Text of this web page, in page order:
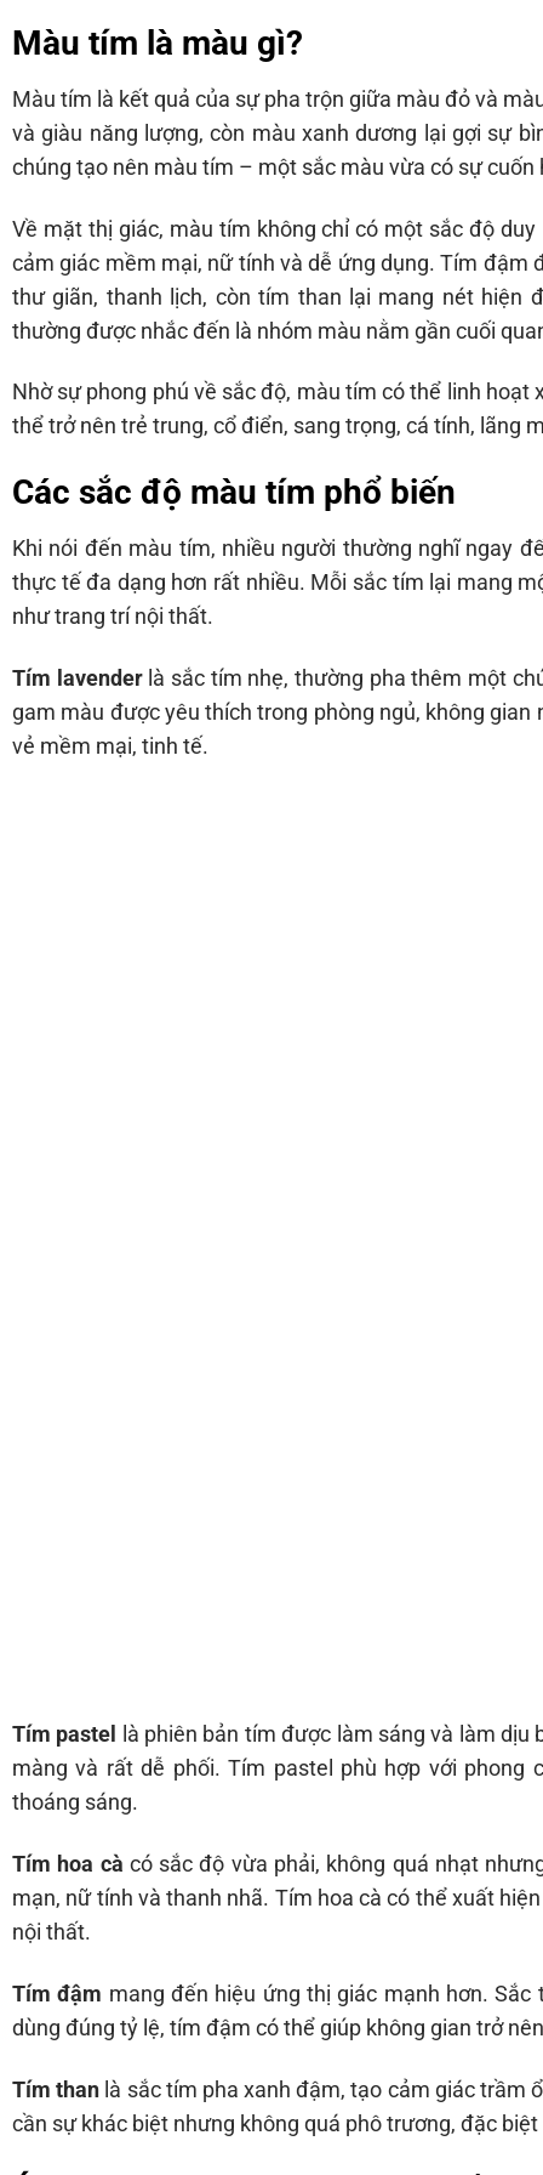
Màu tím là màu gì?
Màu tím là kết quả của sự pha trộn giữa màu đỏ và
và giàu năng lượng, còn màu xanh dương lại gợi sự
chúng tạo nên màu tím – một sắc màu vừa có sự
Về mặt thị giác, màu tím không chỉ có một sắc độ
cảm giác mềm mại, nữ tính và dễ ứng dụng. Tím đậm
thư giãn, thanh lịch, còn tím than lại mang nét hiện
thường được nhắc đến là nhóm màu nằm gần cuối
Nhờ sự phong phú về sắc độ, màu tím có thể linh
thể trở nên trẻ trung, cổ điển, sang trọng, cá tính, lãng
Các sắc độ màu tím phổ biến
Khi nói đến màu tím, nhiều người thường nghĩ ngay
thực tế đa dạng hơn rất nhiều. Mỗi sắc tím lại mang
như trang trí nội thất.
Tím lavenderlà sắc tím nhẹ, thường pha thêm một
gam màu được yêu thích trong phòng ngủ, không
vẻ mềm mại, tinh tế.
Tím pastel
là phiên bản tím được làm sáng và làm
màng và rất dễ phối. Tím pastel phù hợp với phong
thoáng sáng.
Tím hoa cà có sắc độ vừa phải, không quá nhạt
mạn, nữ tính và thanh nhã. Tím hoa cà có thể xuất
nội thất.
Tím đậm mang đến hiệu ứng thị giác mạnh hơn.
dùng đúng tỷ lệ, tím đậm có thể giúp không gian trở
Tím than là sắc tím pha xanh đậm, tạo cảm giác trầm
cần sự khác biệt nhưng không quá phô trương, đặc